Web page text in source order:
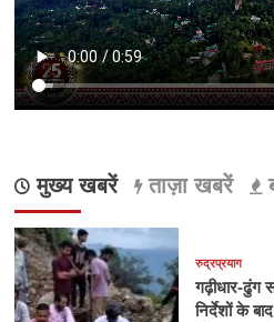
मुख्य खबरें ताज़ा खबरें
रुद्रप्रयाग
गढ़ीधार-ढुंग
निर्देशों के